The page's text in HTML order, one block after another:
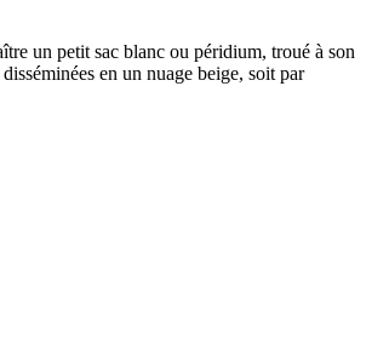
un petit sac blanc ou péridium, troué à son
en un nuage beige, soit par